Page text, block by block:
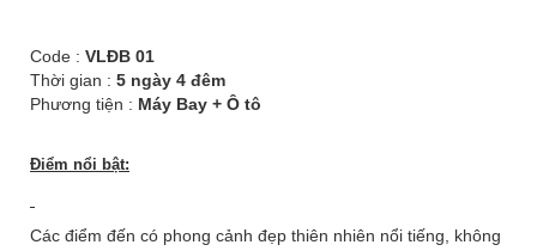
Code : VLĐB 01
Thời gian : 5 ngày 4 đêm
Phương tiện : Máy Bay + Ô tô
Điểm nổi bật:
Các điểm đến có phong cảnh đẹp thiên nhiên nổi tiếng, không